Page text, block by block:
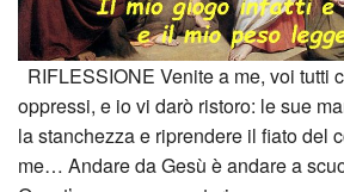
RIFLESSIONE Venite a me, voi tutti
oppressi, e io vi darò ristoro: le sue
la stanchezza e riprendere il fiato del
me… Andare da Gesù è andare a